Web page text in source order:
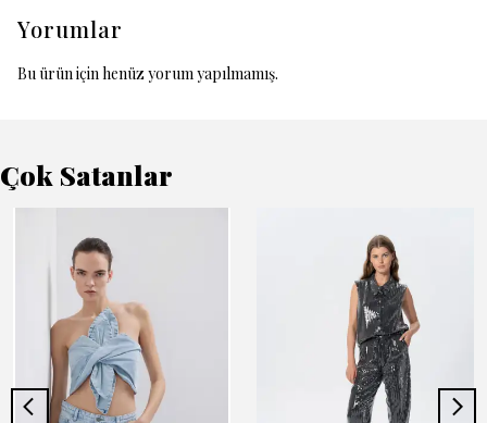
Yorumlar
Bu ürün için henüz yorum yapılmamış.
Çok Satanlar